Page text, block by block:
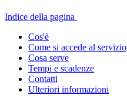
Indice della pagina
Cos'è
Come si accede al servizio
Cosa serve
Tempi e scadenze
Contatti
Ulteriori informazioni